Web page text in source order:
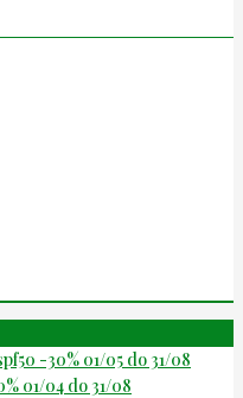
-30% 01/05 do 31/08
01/04 do 31/08